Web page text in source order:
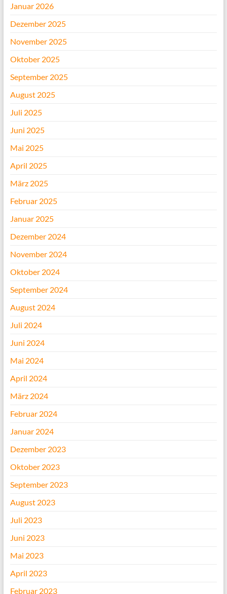
Januar 2026
Dezember 2025
November 2025
Oktober 2025
September 2025
August 2025
Juli 2025
Juni 2025
Mai 2025
April 2025
März 2025
Februar 2025
Januar 2025
Dezember 2024
November 2024
Oktober 2024
September 2024
August 2024
Juli 2024
Juni 2024
Mai 2024
April 2024
März 2024
Februar 2024
Januar 2024
Dezember 2023
Oktober 2023
September 2023
August 2023
Juli 2023
Juni 2023
Mai 2023
April 2023
Februar 2023